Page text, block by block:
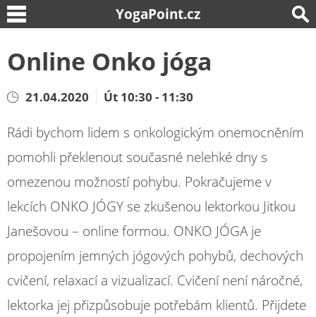
YogaPoint.cz
Online Onko jóga
21.04.2020 Út 10:30 - 11:30
Rádi bychom lidem s onkologickým onemocněním
pomohli překlenout současné nelehké dny s
omezenou možností pohybu. Pokračujeme v
lekcích ONKO JÓGY se zkušenou lektorkou Jitkou
Janešovou – online formou. ONKO JÓGA je
propojením jemných jógových pohybů, dechových
cvičení, relaxací a vizualizací. Cvičení není náročné,
lektorka jej přizpůsobuje potřebám klientů. Přijdete